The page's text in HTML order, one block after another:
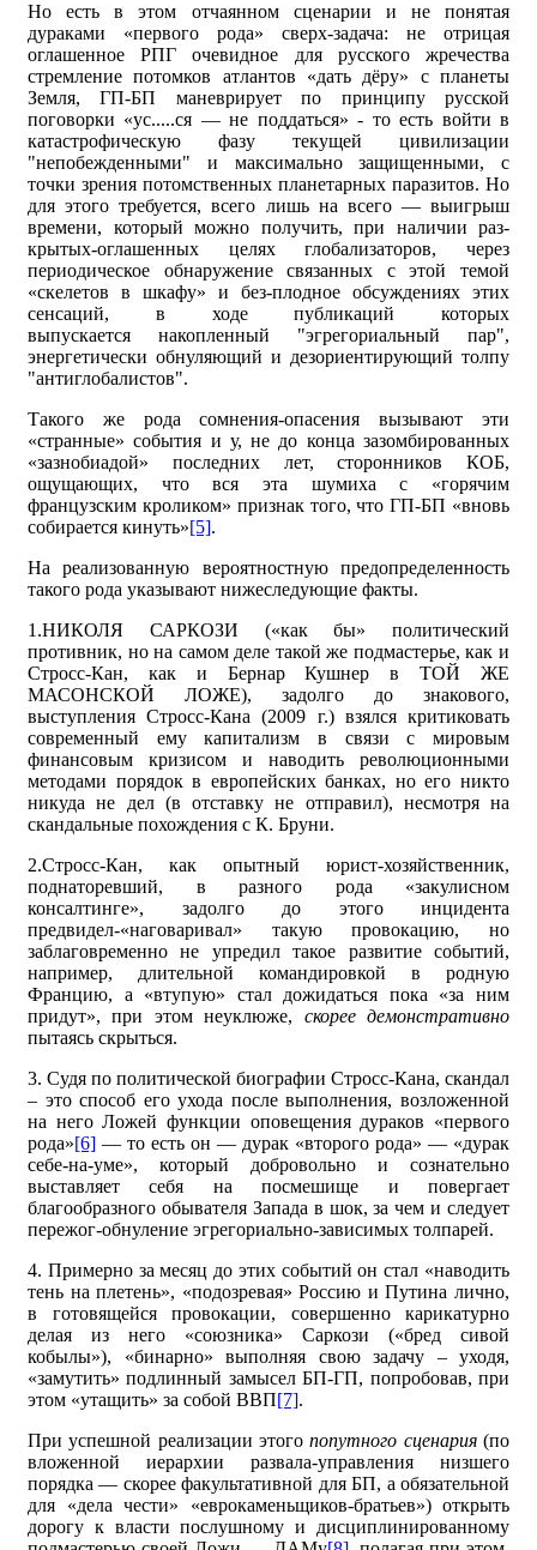
Но есть в этом отчаянном сценарии и не понятая
дураками «первого рода» сверх-задача: не отрицая
оглашенное РПГ очевидное для русского жречества
стремление потомков атлантов «дать дёру» с планеты
Земля, ГП-БП маневрирует по принципу русской
поговорки «ус.....ся — не поддаться» - то есть войти в
катастрофическую фазу текущей цивилизации
"непобежденными" и максимально защищенными, с
точки зрения потомственных планетарных паразитов. Но
для этого требуется, всего лишь на всего — выигрыш
времени, который можно получить, при наличии раз-
крытых-оглашенных целях глобализаторов, через
периодическое обнаружение связанных с этой темой
«скелетов в шкафу» и без-плодное обсуждениях этих
сенсаций, в ходе публикаций которых
выпускается накопленный "эгрегориальный пар",
энергетически обнуляющий и дезориентирующий толпу
"антиглобалистов".
Такого же рода сомнения-опасения вызывают эти
«странные» события и у, не до конца зазомбированных
«зазнобиадой» последних лет, сторонников КОБ,
ощущающих, что вся эта шумиха с «горячим
французским кроликом» признак того, что ГП-БП «вновь
собирается кинуть»[5].
На реализованную вероятностную предопределенность
такого рода указывают нижеследующие факты.
1.НИКОЛЯ САРКОЗИ («как бы» политический
противник, но на самом деле такой же подмастерье, как и
Стросс-Кан, как и Бернар Кушнер в ТОЙ ЖЕ
МАСОНСКОЙ ЛОЖЕ), задолго до знакового,
выступления Стросс-Кана (2009 г.) взялся критиковать
современный ему капитализм в связи с мировым
финансовым кризисом и наводить революционными
методами порядок в европейских банках, но его никто
никуда не дел (в отставку не отправил), несмотря на
скандальные похождения с К. Бруни.
2.Стросс-Кан, как опытный юрист-хозяйственник,
поднаторевший, в разного рода «закулисном
консалтинге», задолго до этого инцидента
предвидел-«наговаривал» такую провокацию, но
заблаговременно не упредил такое развитие событий,
например, длительной командировкой в родную
Францию, а «втупую» стал дожидаться пока «за ним
придут», при этом неуклюже, скорее демонстративно
пытаясь скрыться.
3. Судя по политической биографии Стросс-Кана, скандал
– это способ его ухода после выполнения, возложенной
на него Ложей функции оповещения дураков «первого
рода»[6] — то есть он — дурак «второго рода» — «дурак
себе-на-уме», который добровольно и сознательно
выставляет себя на посмешище и повергает
благообразного обывателя Запада в шок, за чем и следует
пережог-обнуление эгрегориально-зависимых толпарей.
4. Примерно за месяц до этих событий он стал «наводить
тень на плетень», «подозревая» Россию и Путина лично,
в готовящейся провокации, совершенно карикатурно
делая из него «союзника» Саркози («бред сивой
кобылы»), «бинарно» выполняя свою задачу – уходя,
«замутить» подлинный замысел БП-ГП, попробовав, при
этом «утащить» за собой ВВП[7].
При успешной реализации этогопопутного сценария(по
вложенной иерархии развала-управления низшего
порядка — скорее факультативной для БП, а обязательной
для «дела чести» «еврокаменьщиков-братьев») открыть
дорогу к власти послушному и дисциплинированному